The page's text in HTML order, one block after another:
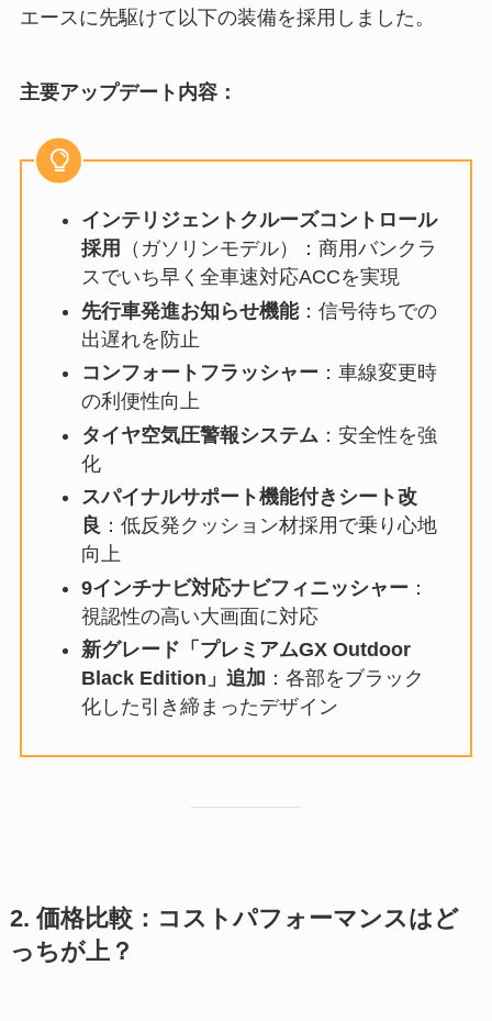
エースに先駆けて以下の装備を採用しました。
主要アップデート内容：
インテリジェントクルーズコントロール
採用
（ガソリンモデル）：商用バンクラ
スでいち早く全車速対応ACCを実現
先行車発進お知らせ機能：信号待ちでの
出遅れを防止
コンフォートフラッシャー ：車線変更時
の利便性向上
タイヤ空気圧警報システム ：安全性を強
化
スパイナルサポート機能付きシート改
良 ：低反発クッション材採用で乗り心地
向上
9インチナビ対応ナビフィニッシャー ：
視認性の高い大画面に対応
新グレード「プレミアムGX Outdoor
Black Edition」追加 ：各部をブラック
化した引き締まったデザイン
2. 価格比較：コストパフォーマンスはど
っちが上？